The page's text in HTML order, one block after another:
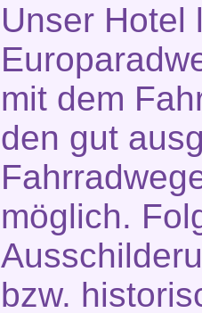
Unser Hotel
mit dem
den gut
möglich.
bzw.